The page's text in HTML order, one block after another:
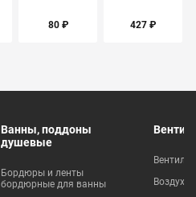
80 ₽
427 ₽
Ванны, поддоны
душевые
Бордюры и ленты
бордюрные для ванны